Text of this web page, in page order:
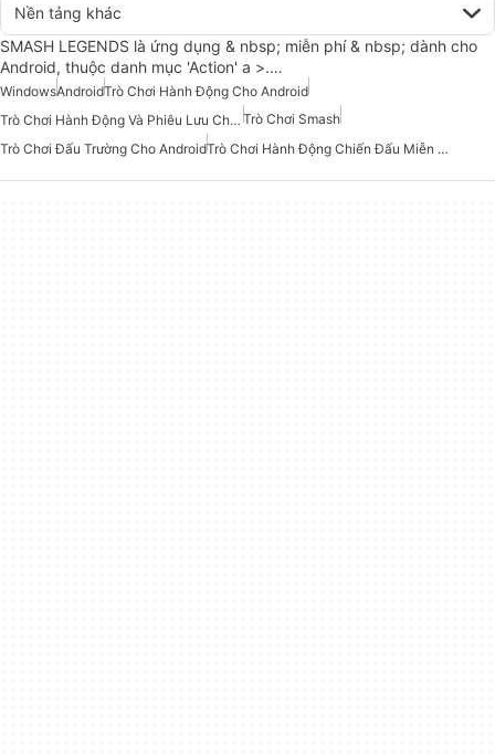
Nền tảng khác
SMASH LEGENDS là ứng dụng & nbsp; miễn phí & nbsp; dành cho
Android, thuộc danh mục 'Action' a >.…
WindowsAndroidTrò Chơi Hành Động Cho Android
Trò Chơi Hành Động Và Phiêu Lưu Cho Android Trò Chơi Smash
Trò Chơi Đấu Trường Cho Android
Trò Chơi Hành Động Chiến Đấu Miễn Phí Cho Android